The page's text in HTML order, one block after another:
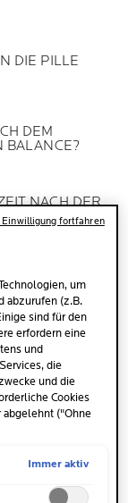
DIE PILLE
DEM
BALANCE?
NACH DER
um
abzurufen (z.B.
sind für den
erfordern eine
und
die
und die
Cookies
("Ohne
der
Link "Cookie-
Immer aktiv
Einwilligung fortfahren